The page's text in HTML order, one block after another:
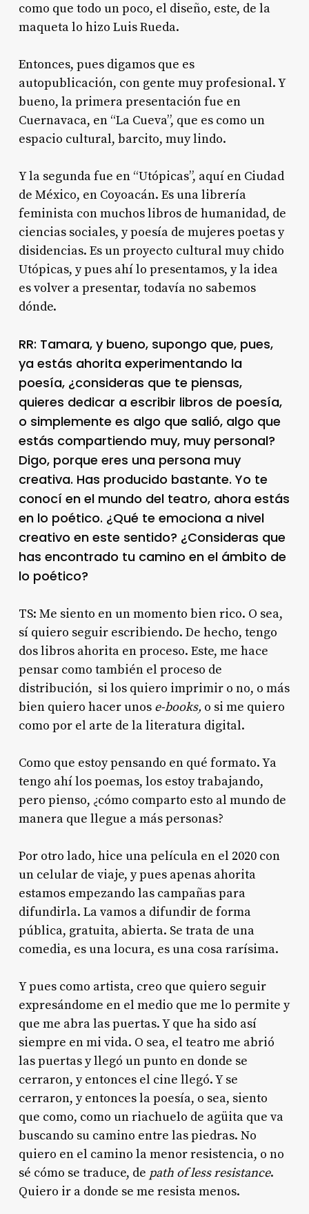
como que todo un poco, el diseño, este, de la
maqueta lo hizo Luis Rueda.
Entonces, pues digamos que es
autopublicación, con gente muy profesional. Y
bueno, la primera presentación fue en
Cuernavaca, en “La Cueva”, que es como un
espacio cultural, barcito, muy lindo.
Y la segunda fue en “Utópicas”, aquí en Ciudad
de México, en Coyoacán. Es una librería
feminista con muchos libros de humanidad, de
ciencias sociales, y poesía de mujeres poetas y
disidencias. Es un proyecto cultural muy chido
Utópicas, y pues ahí lo presentamos, y la idea
es volver a presentar, todavía no sabemos
dónde.
RR: Tamara, y bueno, supongo que, pues,
ya estás ahorita experimentando la
poesía, ¿consideras que te piensas,
quieres dedicar a escribir libros de poesía,
o simplemente es algo que salió, algo que
estás compartiendo muy, muy personal?
Digo, porque eres una persona muy
creativa. Has producido bastante. Yo te
conocí en el mundo del teatro, ahora estás
en lo poético. ¿Qué te emociona a nivel
creativo en este sentido? ¿Consideras que
has encontrado tu camino en el ámbito de
lo poético?
TS: Me siento en un momento bien rico. O sea,
sí quiero seguir escribiendo. De hecho, tengo
dos libros ahorita en proceso. Este, me hace
pensar como también el proceso de
distribución, si los quiero imprimir o no, o más
bien quiero hacer unos e-books, o si me quiero
como por el arte de la literatura digital.
Como que estoy pensando en qué formato. Ya
tengo ahí los poemas, los estoy trabajando,
pero pienso, ¿cómo comparto esto al mundo de
manera que llegue a más personas?
Por otro lado, hice una película en el 2020 con
un celular de viaje, y pues apenas ahorita
estamos empezando las campañas para
difundirla. La vamos a difundir de forma
pública, gratuita, abierta. Se trata de una
comedia, es una locura, es una cosa rarísima.
Y pues como artista, creo que quiero seguir
expresándome en el medio que me lo permite y
que me abra las puertas. Y que ha sido así
siempre en mi vida. O sea, el teatro me abrió
las puertas y llegó un punto en donde se
cerraron, y entonces el cine llegó. Y se
cerraron, y entonces la poesía, o sea, siento
que como, como un riachuelo de agüita que va
buscando su camino entre las piedras. No
quiero en el camino la menor resistencia, o no
sé cómo se traduce, de path of less resistance.
Quiero ir a donde se me resista menos.